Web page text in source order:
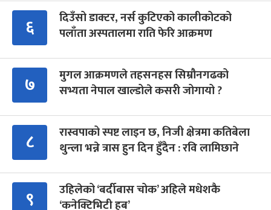
६
दिउँसो डाक्टर, नर्स कुटिएको कालीकोटको
पलाँता अस्पतालमा राति फेरि आक्रमण
७
मुगल आक्रमणले तहसनहस सिम्रौनगढको
सभ्यता नेपाल खाल्डोले कसरी जोगायो ?
८
रास्वपाको स्पष्ट लाइन छ, निजी क्षेत्रमा कतिबेला
थुन्ला भन्ने त्रास हुन दिन हुँदैन : रवि लामिछाने
९
उहिलेको ‘बर्दीबास चोक’ अहिले मधेशकै
‘कनेक्टिभिटी हब’